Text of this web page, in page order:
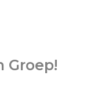
Groep!